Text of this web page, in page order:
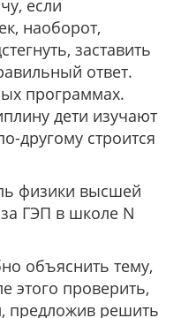
если
наоборот,
заставить
ответ.
программах.
дети изучают
другому строится
физики высшей
за ГЭП в школе N
объяснить тему,
этого проверить,
предложив решить